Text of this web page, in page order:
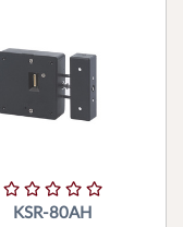
KSR-80AH